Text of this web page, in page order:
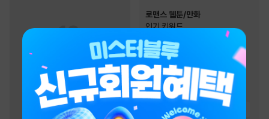
로맨스 웹툰/만화
인기 키워드
#역사/시대물
친구>연인
#재회물
동거
# 까칠남 # 계약관계
#성장물 #친구 #다정남
직진녀 #재벌남 #첫사랑